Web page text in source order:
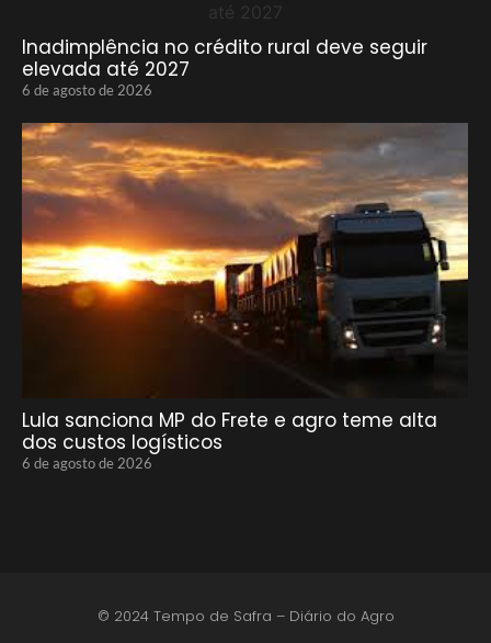
Inadimplência no crédito rural deve seguir
elevada até 2027
6 de agosto de 2026
Lula sanciona MP do Frete e agro teme alta
dos custos logísticos
6 de agosto de 2026
© 2024 Tempo de Safra – Diário do Agro